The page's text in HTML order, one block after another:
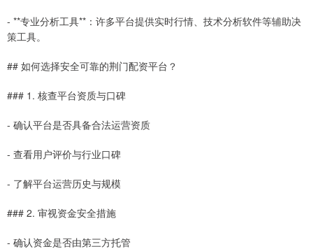
- **专业分析工具**：许多平台提供实时行情、技术分析软件等辅助决
策工具。
## 如何选择安全可靠的荆门配资平台？
### 1. 核查平台资质与口碑
- 确认平台是否具备合法运营资质
- 查看用户评价与行业口碑
- 了解平台运营历史与规模
### 2. 审视资金安全措施
- 确认资金是否由第三方托管